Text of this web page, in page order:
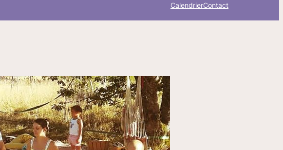
CalendrierContact